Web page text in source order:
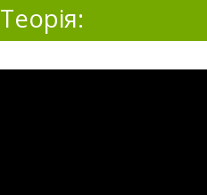
Теорія: